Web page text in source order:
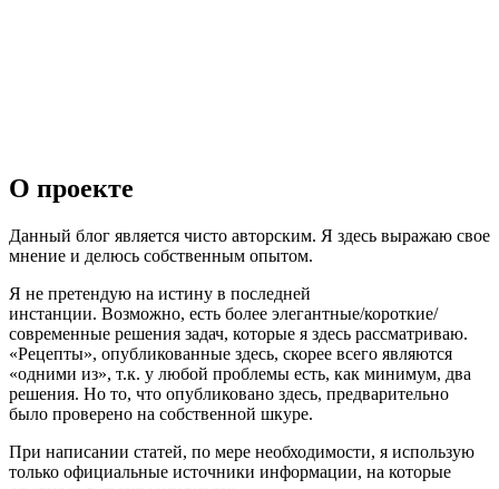
О проекте
Данный блог является чисто авторским. Я здесь выражаю свое
мнение и делюсь собственным опытом.
Я не претендую на истину в последней
инстанции. Возможно, есть более элегантные/короткие/
современные решения задач, которые я здесь рассматриваю.
«Рецепты», опубликованные здесь, скорее всего являются
«одними из», т.к. у любой проблемы есть, как минимум, два
решения. Но то, что опубликовано здесь, предварительно
было проверено на собственной шкуре.
При написании статей, по мере необходимости, я использую
только официальные источники информации, на которые